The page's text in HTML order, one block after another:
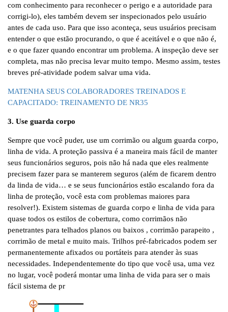
com conhecimento para reconhecer o perigo e a autoridade para
corrigi-lo), eles também devem ser inspecionados pelo usuário
antes de cada uso. Para que isso aconteça, seus usuários precisam
entender o que estão procurando, o que é aceitável e o que não é,
e o que fazer quando encontrar um problema. A inspeção deve ser
completa, mas não precisa levar muito tempo. Mesmo assim, testes
breves pré-atividade podem salvar uma vida.
MATENHA SEUS COLABORADORES TREINADOS E
CAPACITADO: TREINAMENTO DE NR35
3. Use guarda corpo
Sempre que você puder, use um corrimão ou algum guarda corpo,
linha de vida. A proteção passiva é a maneira mais fácil de manter
seus funcionários seguros, pois não há nada que eles realmente
precisem fazer para se manterem seguros (além de ficarem dentro
da linda de vida… e se seus funcionários estão escalando fora da
linha de proteção, você esta com problemas maiores para
resolver!). Existem sistemas de guarda corpo e linha de vida para
quase todos os estilos de cobertura, como corrimãos não
penetrantes para telhados planos ou baixos , corrimão parapeito ,
corrimão de metal e muito mais. Trilhos pré-fabricados podem ser
permanentemente afixados ou portáteis para atender às suas
necessidades. Independentemente do tipo que você usa, uma vez
no lugar, você poderá montar uma linha de vida para ser o mais
fácil sistema de pr